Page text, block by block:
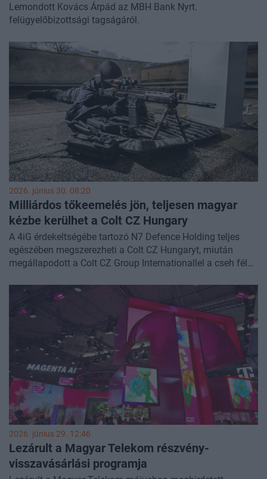
Lemondott Kovács Árpád az MBH Bank Nyrt.
felügyelőbizottsági tagságáról.
2026. június 30. 08:20
Milliárdos tőkeemelés jön, teljesen magyar
kézbe kerülhet a Colt CZ Hungary
A 4iG érdekeltségébe tartozó N7 Defence Holding teljes
egészében megszerezheti a Colt CZ Hungaryt, miután
megállapodott a Colt CZ Group Internationallel a cseh fél
tranzakció lezárása után a felek a jövőben is fenntartanák
gyártási és kereskedelmi együttműködésüket.
2026. június 29. 12:46
Lezárult a Magyar Telekom részvény-
visszavásárlási programja